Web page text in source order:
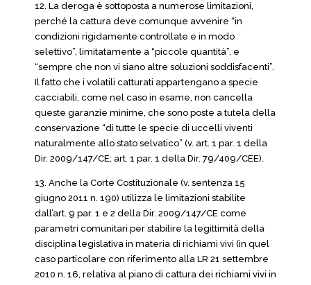
12. La deroga è sottoposta a numerose limitazioni,
perché la cattura deve comunque avvenire “in
condizioni rigidamente controllate e in modo
selettivo”, limitatamente a “piccole quantità”, e
“sempre che non vi siano altre soluzioni soddisfacenti”.
Il fatto che i volatili catturati appartengano a specie
cacciabili, come nel caso in esame, non cancella
queste garanzie minime, che sono poste a tutela della
conservazione “di tutte le specie di uccelli viventi
naturalmente allo stato selvatico” (v. art. 1 par. 1 della
Dir. 2009/147/CE; art. 1 par. 1 della Dir. 79/409/CEE).
13. Anche la Corte Costituzionale (v. sentenza 15
giugno 2011 n. 190) utilizza le limitazioni stabilite
dall’art. 9 par. 1 e 2 della Dir. 2009/147/CE come
parametri comunitari per stabilire la legittimità della
disciplina legislativa in materia di richiami vivi (in quel
caso particolare con riferimento alla LR 21 settembre
2010 n. 16, relativa al piano di cattura dei richiami vivi in